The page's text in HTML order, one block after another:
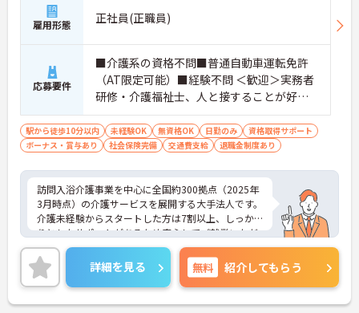
雇用形態 正社員(正職員)
応募要件
■介護系の資格不問■普通自動車運転免許
（AT限定可能）■経験不問 ＜歓迎＞実務者
研修・介護福祉士、人と接することが好き
な方、チームワークを重視する人
駅から徒歩10分以内 未経験OK 無資格OK 日勤のみ
資格取得サポート
ボーナス・賞与あり
社会保険完備 交通費支給 退職金制度あり
訪問入浴介護事業を中心に全国約300拠点（2025年
3月時点）の介護サービスを展開する大手法人です。
介護未経験からスタートした方は7割以上、しっか
りとしたサポートがあるため安心してご就業いただ
けます。お風呂に入れなくて困っている方に、手を
差し伸べてあげられるとてもやりがいのあるお仕事
です。ご興味ある方には、面接対策ポイントなど、
さらに詳細をお話しいたしますのでお気軽にご相談
ください！
詳細を見る 無料 紹介してもらう